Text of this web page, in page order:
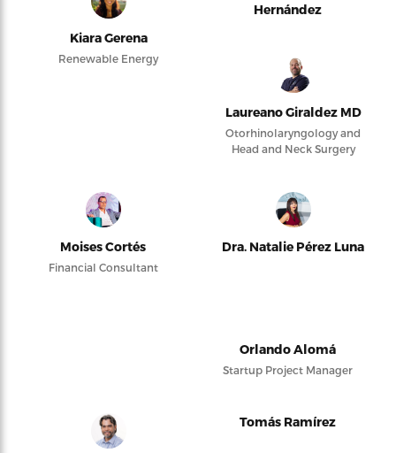
Kiara Gerena
Renewable Energy
Hernández
Laureano Giraldez MD
Otorhinolaryngology and
Head and Neck Surgery
Moises Cortés
Financial Consultant
Dra. Natalie Pérez Luna
Orlando Alomá
Startup Project Manager
Tomás Ramírez